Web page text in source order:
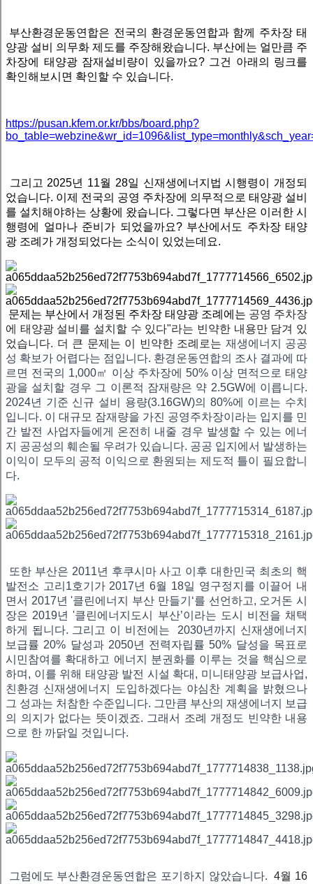
부산환경운동연합은 전국의 환경운동연합과 함께 주차장 태
양광 설비 의무화 제도를 주장해왔습니다. 부산에는 얼만큼 주
차장에 태양광 잠재설비량이 있을까요? 그건 아래의 링크를
확인해보시면 확인할 수 있습니다.
https://pusan.kfem.or.kr/bbs/board.php?
그리고 2025년 11월 28일 신재생에너지법 시행령이 개정되
었습니다. 이제 전국의 공영 주차장에 의무적으로 태양광 설비
를 설치해야하는 상황에 왔습니다. 그렇다면 부산은 이러한 시
행령에 얼마나 준비가 되었을까요? 부산에서도 주차장 태양
광 조례가 개정되었다는 소식이 있었는데요.
문제는 부산에서 개정된 주차장 태양광 조례에는 공영 주차장
에 태양광 설비를 설치할 수 있다"라는 빈약한 내용만 담겨 있
었습니다. 더 큰 문제는 이 빈약한 조례로는 재생에너지 공공
성 확보가 어렵다는 점입니다. 환경운동연합의 조사 결과에 따
르면 전국의 1,000㎡ 이상 주차장에 50% 이상 면적으로 태양
광을 설치할 경우 그 이론적 잠재량은 약 2.5GW에 이릅니다.
2024년 기준 신규 설비 용량(3.16GW)의 80%에 이르는 수치
입니다. 이 대규모 잠재량을 가진 공영주차장이라는 입지를 민
간 발전 사업자들에게 온전히 내줄 경우 발생할 수 있는 에너
지 공공성의 훼손될 우려가 있습니다. 공공 입지에서 발생하는
이익이 모두의 공적 이익으로 환원되는 제도적 틀이 필요합니
다.
또한 부산은 2011년 후쿠시마 사고 이후 대한민국 최초의 핵
발전소 고리1호기가 2017년 6월 18일 영구정지를 이끌어 내
면서 2017년 '클린에너지 부산 만들기‘를 선언하고, 오거돈 시
장은 2019년 '클린에너지도시 부산’이라는 도시 비전을 채택
하게 됩니다. 그리고 이 비전에는
2030년까지 신재생에너지
보급률 20% 달성과 2050년 전력자립률 50% 달성을 목표로
시민참여를 확대하고 에너지 분권화를 이루는 것을 핵심으로
하며, 이를 위해 태양광 발전 시설 확대, 미니태양광 보급사업,
친환경 신재생에너지 도입하겠다는 야심찬 계획을 밝혔으나
그 성과는 처참한 수준입니다. 그만큼 부산의 재생에너지 보급
의 의지가 없다는 뜻이겠죠. 그래서 조례 개정도 빈약한 내용
으로 한 까닭일 것입니다.
그럼에도 부산환경운동연합은 포기하지 않았습니다. 4월 16